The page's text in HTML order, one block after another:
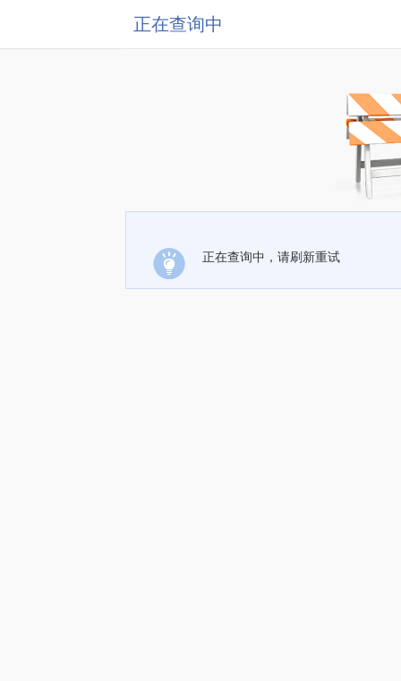
正在查询中
正在查询中，请刷新重试